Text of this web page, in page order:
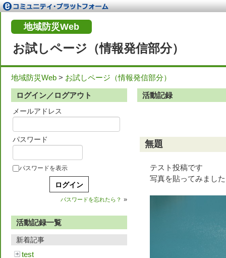
お試しページ（情報発信部分）
地域防災Web
地域防災Web > お試しページ（情報発信部分）
ログイン／ログアウト
メールアドレス
パスワード
パスワードを表示
パスワードを忘れたら？ »
活動記録一覧
新着記事
test
活動記録
無題
テスト投稿です
写真を貼ってみまし